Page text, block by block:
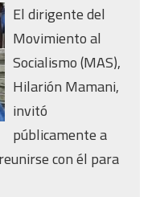
El dirigente del
Movimiento al
Socialismo (MAS),
Hilarión Mamani,
invitó
públicamente a
con él para